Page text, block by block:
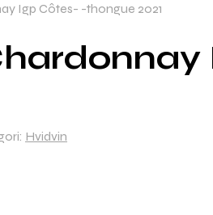
Igp Côtes- -thongue 2021
Hvidvin